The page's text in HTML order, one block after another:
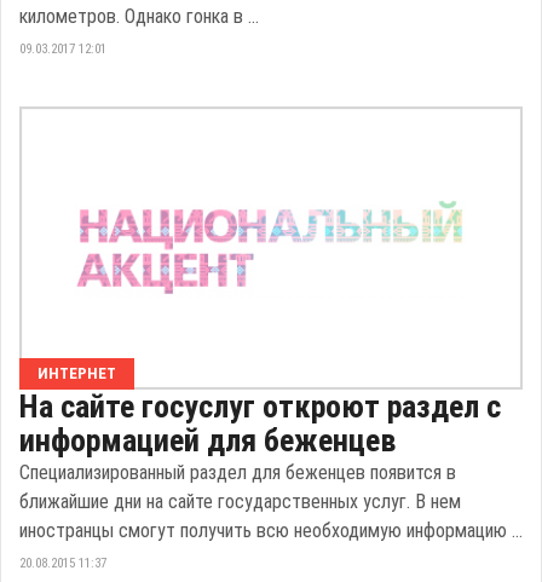
километров. Однако гонка в ...
09.03.2017 12:01
ИНТЕРНЕТ
На сайте госуслуг откроют раздел с
информацией для беженцев
Специализированный раздел для беженцев появится в
ближайшие дни на сайте государственных услуг. В нем
иностранцы смогут получить всю необходимую информацию ...
20.08.2015 11:37